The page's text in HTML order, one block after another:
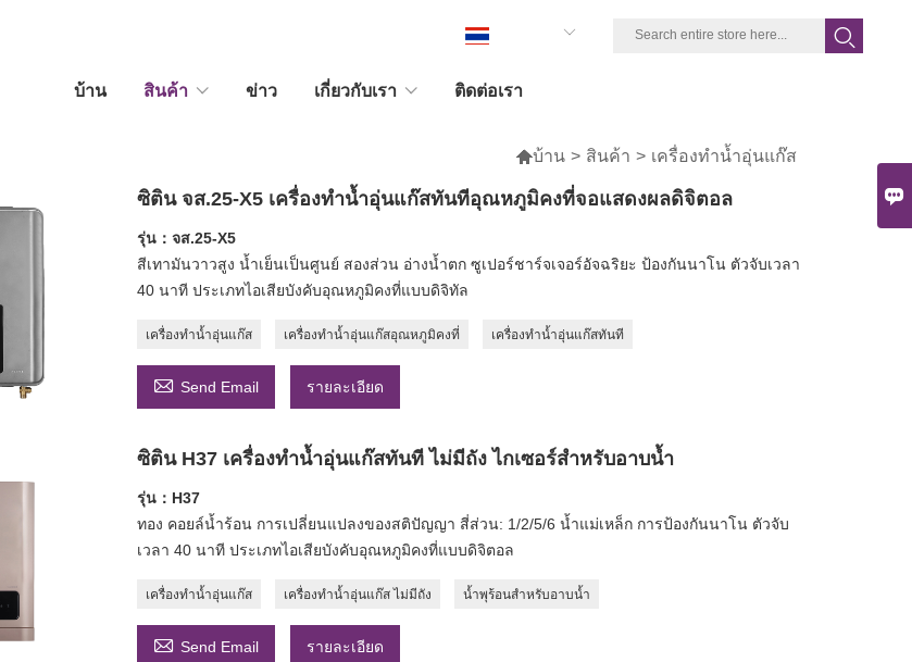
บ้าน สินค้า ข่าว เกี่ยวกับเรา ติดต่อเรา
บ้าน > สินค้า > เครื่องทำน้ำอุ่นแก๊ส
ซิติน จส.25-X5 เครื่องทำน้ำอุ่นแก๊สทันทีอุณหภูมิคงที่จอแสดงผลดิจิตอล
รุ่น：จส.25-X5
สีเทามันวาวสูง น้ำเย็นเป็นศูนย์ สองส่วน อ่างน้ำตก ซูเปอร์ชาร์จเจอร์อัจฉริยะ ป้องกันนาโน ตัวจับเวลา
40 นาที ประเภทไอเสียบังคับอุณหภูมิคงที่แบบดิจิทัล
เครื่องทำน้ำอุ่นแก๊ส เครื่องทำน้ำอุ่นแก๊สอุณหภูมิคงที่ เครื่องทำน้ำอุ่นแก๊สทันที
 Send Email รายละเอียด
ซิติน H37 เครื่องทำน้ำอุ่นแก๊สทันที ไม่มีถัง ไกเซอร์สำหรับอาบน้ำ
รุ่น：H37
ทอง คอยล์น้ำร้อน การเปลี่ยนแปลงของสติปัญญา สี่ส่วน: 1/2/5/6 น้ำแม่เหล็ก การป้องกันนาโน ตัวจับ
เวลา 40 นาที ประเภทไอเสียบังคับอุณหภูมิคงที่แบบดิจิตอล
เครื่องทำน้ำอุ่นแก๊ส เครื่องทำน้ำอุ่นแก๊ส ไม่มีถัง น้ำพุร้อนสำหรับอาบน้ำ
 Send Email รายละเอียด
